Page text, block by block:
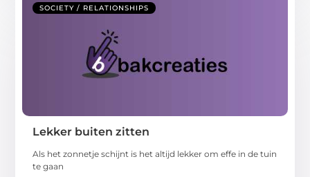
SOCIETY / RELATIONSHIPS
Lekker buiten zitten
Als het zonnetje schijnt is het altijd lekker om effe in de tuin
te gaan